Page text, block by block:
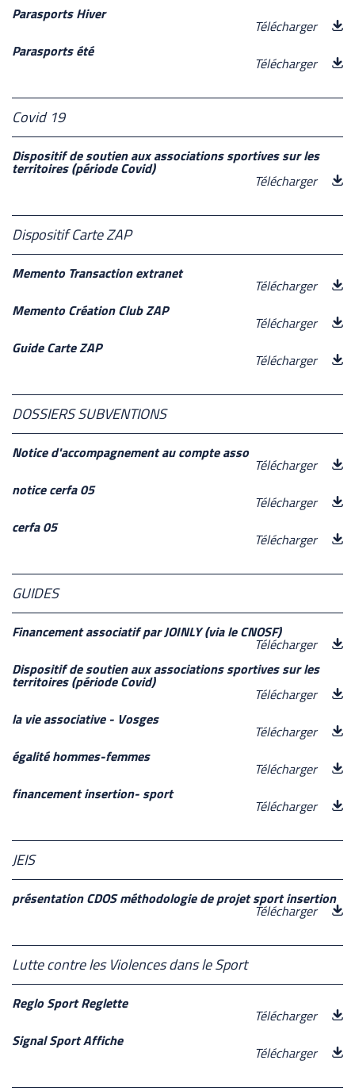
Parasports Hiver
Télécharger
Parasports été
Télécharger
Covid 19
Dispositif de soutien aux associations sportives sur les
territoires (période Covid)
Télécharger
Dispositif Carte ZAP
Memento Transaction extranet
Télécharger
Memento Création Club ZAP
Télécharger
Guide Carte ZAP
Télécharger
DOSSIERS SUBVENTIONS
Notice d'accompagnement au compte asso
Télécharger
notice cerfa 05
Télécharger
cerfa 05
Télécharger
GUIDES
Financement associatif par JOINLY (via le CNOSF)
Télécharger
Dispositif de soutien aux associations sportives sur les
territoires (période Covid)
Télécharger
la vie associative - Vosges
Télécharger
égalité hommes-femmes
Télécharger
financement insertion- sport
Télécharger
JEIS
présentation CDOS méthodologie de projet sport insertion
Télécharger
Lutte contre les Violences dans le Sport
Reglo Sport Reglette
Télécharger
Signal Sport Affiche
Télécharger